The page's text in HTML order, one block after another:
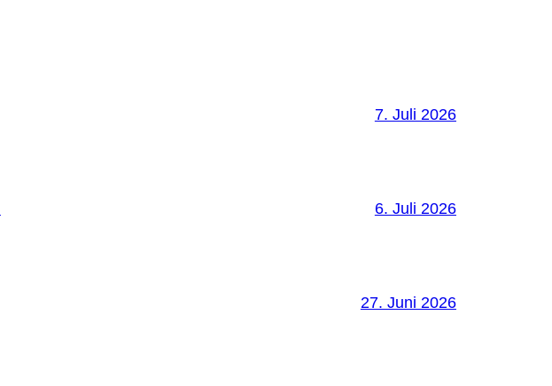
7. Juli 2026
6. Juli 2026
27. Juni 2026